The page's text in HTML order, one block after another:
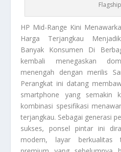
Flagship
HP Mid-Range Kini
Harga Terjangkau
Banyak Konsumen Di
kembali menegaskan
menengah dengan merilis
Perangkat ini datang
smartphone yang semakin
kombinasi spesifikasi
terjangkau. Sebagai generasi
sukses, ponsel pintar ini
modern, layar